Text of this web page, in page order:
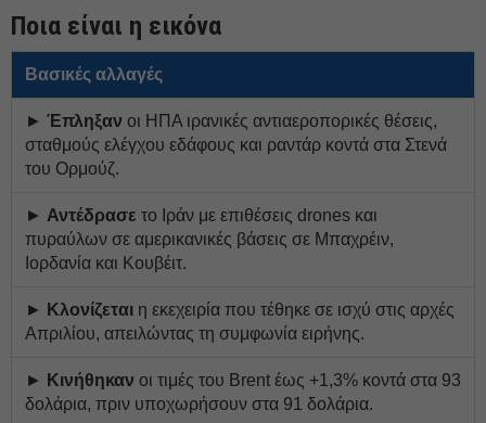
Ποια είναι η εικόνα
Βασικές αλλαγές
► Έπληξαν οι ΗΠΑ ιρανικές αντιαεροπορικές θέσεις,
σταθμούς ελέγχου εδάφους και ραντάρ κοντά στα Στενά
του Ορμούζ.
► Αντέδρασε το Ιράν με επιθέσεις drones και
πυραύλων σε αμερικανικές βάσεις σε Μπαχρέιν,
Ιορδανία και Κουβέιτ.
► Κλονίζεται η εκεχειρία που τέθηκε σε ισχύ στις αρχές
Απριλίου, απειλώντας τη συμφωνία ειρήνης.
► Κινήθηκαν οι τιμές του Brent έως +1,3% κοντά στα 93
δολάρια, πριν υποχωρήσουν στα 91 δολάρια.